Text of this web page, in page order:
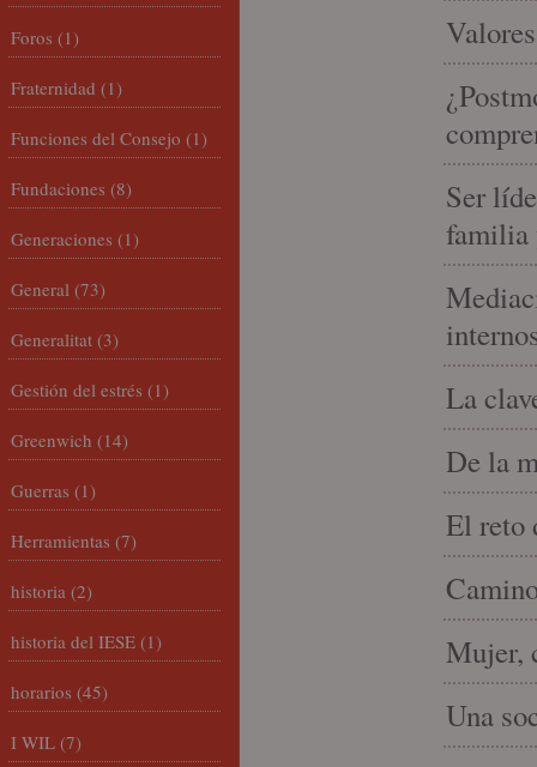
Ser
familia
La
De la
El reto
Mujer,
Una
Foros (1)
Fraternidad (1)
Funciones del Consejo (1)
Fundaciones (8)
Generaciones (1)
General (73)
Generalitat (3)
Gestión del estrés (1)
Greenwich (14)
Guerras (1)
Herramientas (7)
historia (2)
historia del IESE (1)
horarios (45)
I WIL (7)